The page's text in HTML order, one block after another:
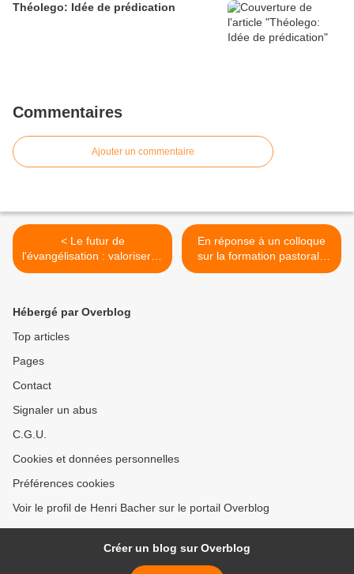
Théolego: Idée de prédication
Commentaires
Ajouter un commentaire
< Le futur de
l'évangélisation : valoriser le
festin éternel
En réponse à un colloque
sur la formation pastorale
tenue le 12 mars 2024 à
Hébergé par Overblog
Top articles
Pages
Contact
Signaler un abus
C.G.U.
Cookies et données personnelles
Préférences cookies
Voir le profil de Henri Bacher sur le portail Overblog
Créer un blog sur Overblog